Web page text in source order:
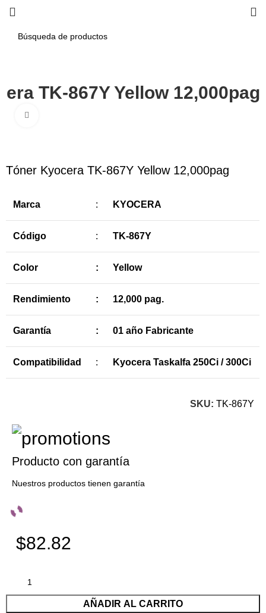
TK-867Y Yellow 12,000pag
Tóner Kyocera TK-867Y Yellow 12,000pag
Marca : KYOCERA
Código : TK-867Y
Color : Yellow
Rendimiento : 12,000 pag.
Garantía : 01 año Fabricante
Compatibilidad : Kyocera Taskalfa 250Ci / 300Ci
SKU: TK-867Y
Producto con garantía
Nuestros productos tienen garantía
$82.82
AÑADIR AL CARRITO